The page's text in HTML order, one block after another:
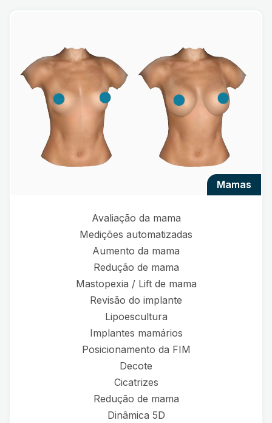
mamas
Avaliação da mama
Medições automatizadas
Aumento da mama
Redução de mama
Mastopexia / Lift de mama
Revisão do implante
Lipoescultura
Implantes mamários
Posicionamento da FIM
Decote
Cicatrizes
Redução de mama
Dinâmica 5D